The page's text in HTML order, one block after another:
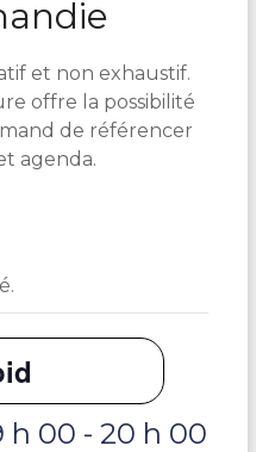
et non exhaustif.
offre la possibilité
de référencer
agenda.
h 00 - 20 h 00